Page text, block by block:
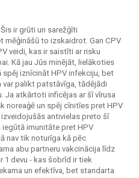
ir grūti un sarežģīti
mēģināšū to izskaidrot. Gan CPV
veidi, kas ir saistīti ar risku
Kā jau Jūs minējāt, lielākoties
iznīcināt HPV infekciju, bet
var palikt patstāvīga, tādējādi
Ja atkārtoti inficējas ar šī vīrusa
noreaģē un spēj cīnitīes pret HPV
antivielas preto šī
iegūtā imunitāte pret HPV
nav tik noturīga kā pēc
abu partneru vakcinācija līdz
1 devu - kas šobrīd ir tiek
un efektīva, bet standarta